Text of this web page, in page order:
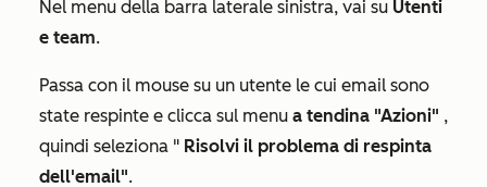
Nel menu della barra laterale sinistra, vai su Utenti
e team.
Passa con il mouse su un utente le cui email sono
state respinte e clicca sul menu a tendina "Azioni" ,
quindi seleziona " Risolvi il problema di respinta
dell'email".